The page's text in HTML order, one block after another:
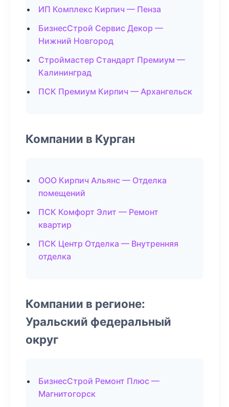
ИП Комплекс Кирпич — Пенза
БизнесСтрой Сервис Декор —
Нижний Новгород
Строймастер Стандарт Премиум —
Калининград
ПСК Премиум Кирпич — Архангельск
Компании в Курган
ООО Кирпич Альянс — Отделка
помещений
ПСК Комфорт Элит — Ремонт
квартир
ПСК Центр Отделка — Внутренняя
отделка
Компании в регионе:
Уральский федеральный
округ
БизнесСтрой Ремонт Плюс —
Магнитогорск